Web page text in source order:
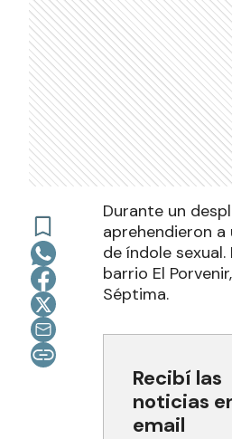
Durante un
aprehendieron
de índole
barrio El
Séptima.
Recibí las
noticias
email